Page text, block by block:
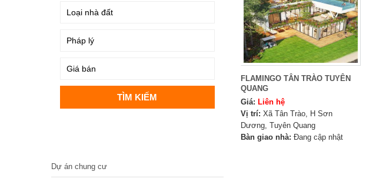
FLAMINGO TÂN TRÀO TUYÊN
QUANG
Giá: Liên hệ
Vị trí: Xã Tân Trào, H Sơn
Dương, Tuyên Quang
Bàn giao nhà: Đang cập nhật
Dự án chung cư